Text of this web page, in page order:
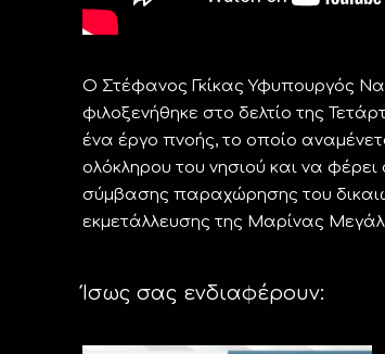
Ο Στέφανος Γκίκας Υφυπουργός
φιλοξενήθηκε στο δελτίο της
ένα έργο πνοής, το οποίο
ολόκληρου του νησιού και να
σύμβασης παραχώρησης του
εκμετάλλευσης της Μαρίνας
Ίσως σας ενδιαφέρουν: